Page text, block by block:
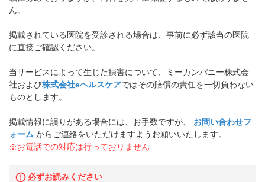
ん。
掲載されている医院を受診される場合は、事前に必ず該当の医院
に直接ご確認ください。
当サービスによって生じた損害について、ミーカンパニー株式会
社および株式会社eヘルスケアではその賠償の責任を一切負わない
ものとします。
掲載情報に誤りがある場合には、お手数ですが、
お問い合わせフ
ォーム からご連絡をいただけますようお願いいたします。
※お電話での対応は行っておりません
必ずお読みください